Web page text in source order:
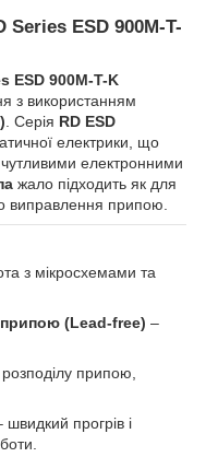
Series ESD 900M-T-
ESD 900M-T-K
з використанням
. Серія RD ESD
електрики, що
електронними
жало підходить як для
виправлення припою.
з мікросхемами та
(Lead-free) –
припою,
швидкий прогрів і